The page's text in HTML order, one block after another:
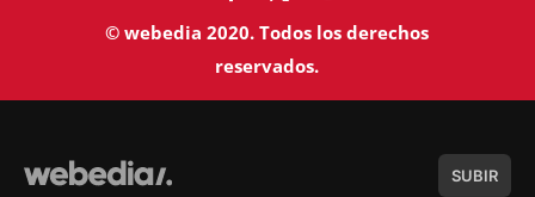
© webedia 2020. Todos los derechos
reservados.
SUBIR